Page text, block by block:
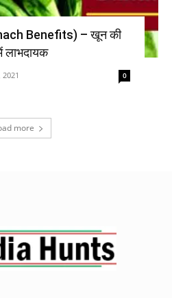
Benefits) – खून की
लाभदायक
0
more